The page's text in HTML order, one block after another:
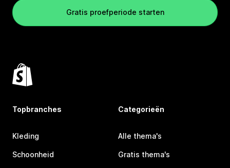
Gratis proefperiode starten
Topbranches
Kleding
Schoonheid
Categorieën
Alle thema's
Gratis thema's